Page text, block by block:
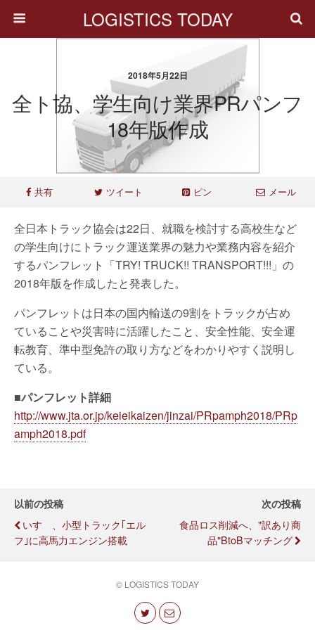
LOGISTICS TODAY
2018年5月22日
全ト協、学生向け業界PRパンフ
18年版作成
共有 ツイート ピン メール
全日本トラック協会は22日、就職を検討する高校生など
の学生向けにトラック運送業界の魅力や業務内容を紹介
するパンフレット「TRY! TRUCK!! TRANSPORT!!!」の
2018年版を作成したと発表した。
パンフレットは日本の国内輸送の9割をトラックが占め
ていることや災害時に活躍したこと、安全性能、安全運
転教育、準中型免許の取り方などをわかりやすく説明し
ている。
■パンフレット詳細
http://www.jta.or.jp/keieikaizen/jinzai/PRpamph2018/PRp
amph2018.pdf
以前の投稿
いすゞ、小型トラック｢エル
フ｣に高馬力エンジン搭載
次の投稿
食品ロス削減へ、"訳あり商
品"BtoBマッチング
© LOGISTICS TODAY